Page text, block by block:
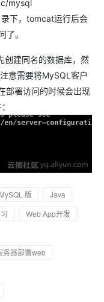
mysql
下，tomcat运行后会
了。
创建同名的数据库，然
意需要将MySQL客户
部署访问的时候会出现
版
Java
Web App开发
务器部署web